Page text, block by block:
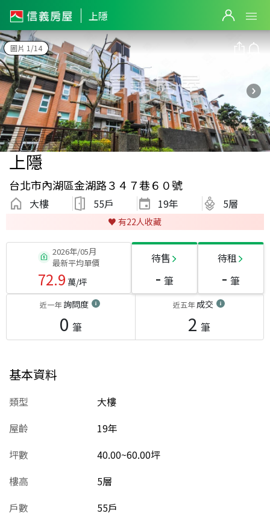
上隱
圖片 1/14
上隱
台北市內湖區金湖路３４７巷６０號
大樓 55戶 19年 5層
♥️ 有22人收藏
2026年/05月
最新平均單價
72.9 萬/坪
待售
- 筆
待租
- 筆
近一年詢問度
0 筆
近五年成交
2 筆
基本資料
類型
大樓
屋齡
19年
坪數
40.00~60.00坪
樓高
5層
戶數
55戶